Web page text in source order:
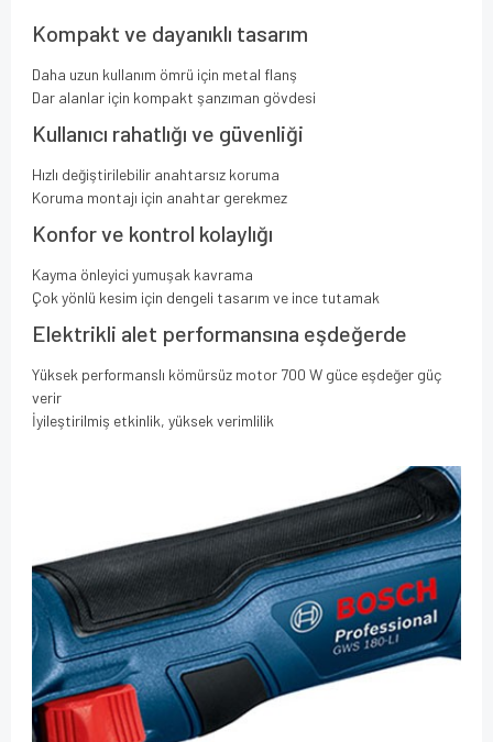
Kompakt ve dayanıklı tasarım
Daha uzun kullanım ömrü için metal flanş
Dar alanlar için kompakt şanzıman gövdesi
Kullanıcı rahatlığı ve güvenliği
Hızlı değiştirilebilir anahtarsız koruma
Koruma montajı için anahtar gerekmez
Konfor ve kontrol kolaylığı
Kayma önleyici yumuşak kavrama
Çok yönlü kesim için dengeli tasarım ve ince tutamak
Elektrikli alet performansına eşdeğerde
Yüksek performanslı kömürsüz motor 700 W güce eşdeğer güç
verir
İyileştirilmiş etkinlik, yüksek verimlilik